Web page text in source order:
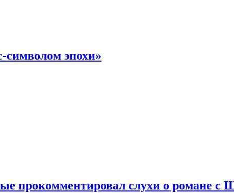
символом эпохи»
прокомментировал слухи о романе с